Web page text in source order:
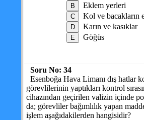
Eklem yerleri
Kol ve bacakların
Karın ve kasıklar
Göğüs
Soru No: 34
Esenboğa Hava Limanı dış hatlar
görevlilerinin yaptıkları kontrol
cihazından geçirilen valizin içinde
da; görevliler bağımlılık yapan
işlem aşağıdakilerden hangisidir?